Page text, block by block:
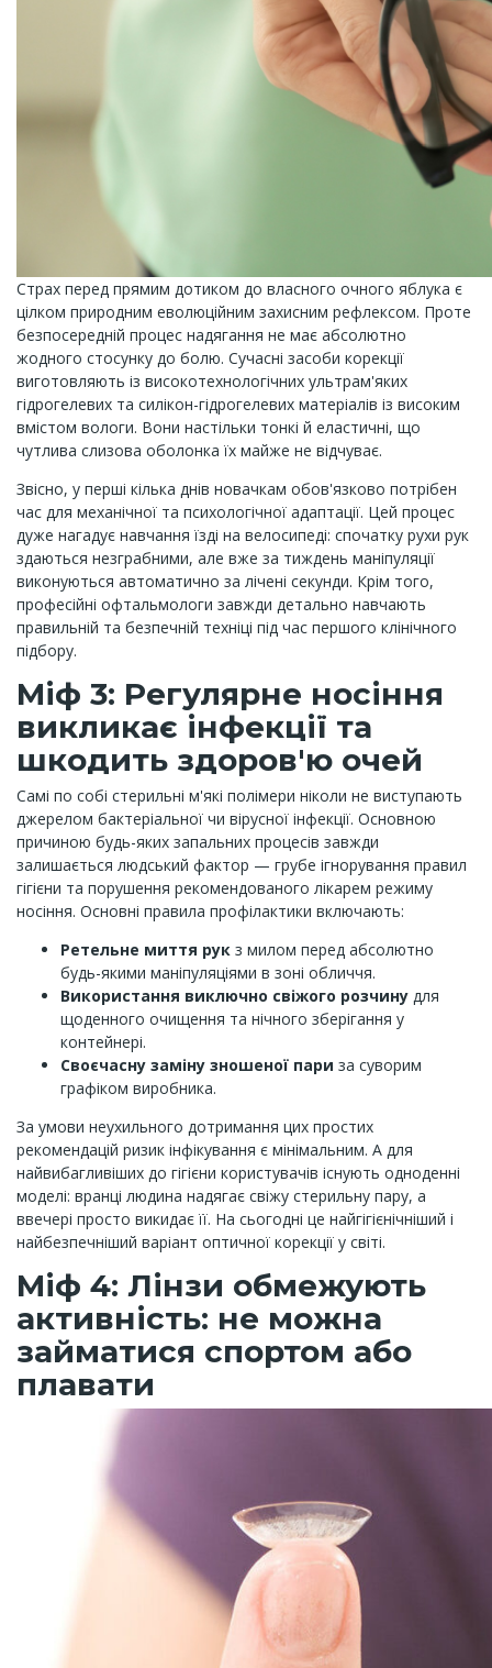
Страх перед прямим дотиком до власного очного яблука є
цілком природним еволюційним захисним рефлексом. Проте
безпосередній процес надягання не має абсолютно
жодного стосунку до болю. Сучасні засоби корекції
виготовляють із високотехнологічних ультрам'яких
гідрогелевих та силікон-гідрогелевих матеріалів із високим
вмістом вологи. Вони настільки тонкі й еластичні, що
чутлива слизова оболонка їх майже не відчуває.
Звісно, у перші кілька днів новачкам обов'язково потрібен
час для механічної та психологічної адаптації. Цей процес
дуже нагадує навчання їзді на велосипеді: спочатку рухи рук
здаються незграбними, але вже за тиждень маніпуляції
виконуються автоматично за лічені секунди. Крім того,
професійні офтальмологи завжди детально навчають
правильній та безпечній техніці під час першого клінічного
підбору.
Міф 3: Регулярне носіння
викликає інфекції та
шкодить здоров'ю очей
Самі по собі стерильні м'які полімери ніколи не виступають
джерелом бактеріальної чи вірусної інфекції. Основною
причиною будь-яких запальних процесів завжди
залишається людський фактор — грубе ігнорування правил
гігієни та порушення рекомендованого лікарем режиму
носіння. Основні правила профілактики включають:
Ретельне миття рук з милом перед абсолютно
будь-якими маніпуляціями в зоні обличчя.
Використання виключно свіжого розчину для
щоденного очищення та нічного зберігання у
контейнері.
Своєчасну заміну зношеної пари за суворим
графіком виробника.
За умови неухильного дотримання цих простих
рекомендацій ризик інфікування є мінімальним. А для
найвибагливіших до гігієни користувачів існують одноденні
моделі: вранці людина надягає свіжу стерильну пару, а
ввечері просто викидає її. На сьогодні це найгігієнічніший і
найбезпечніший варіант оптичної корекції у світі.
Міф 4: Лінзи обмежують
активність: не можна
займатися спортом або
плавати